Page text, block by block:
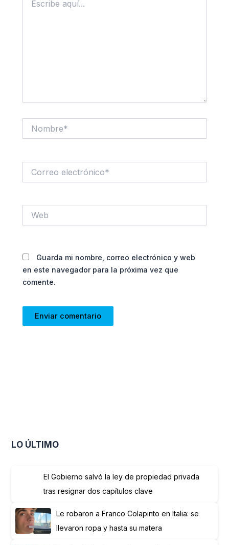
aquí...
electrónico*
Guarda mi nombre, correo electrónico y web
en este navegador para la próxima vez que
comente.
LO ÚLTIMO
El Gobierno salvó la ley de propiedad privada
tras resignar dos capítulos clave
Le robaron a Franco Colapinto en Italia: se
llevaron ropa y hasta su matera